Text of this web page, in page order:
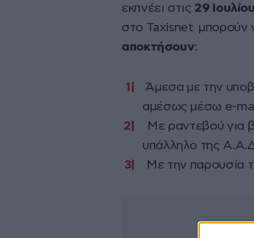
εκπνέει στις 29 Ιουλίου
στο Taxisnet μπορούν
αποκτήσουν:
Άμεσα με την
αμέσως μέσω e-
Με ραντεβού για
υπάλληλο της
Με την παρουσία